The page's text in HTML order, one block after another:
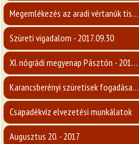
Megemlékezés az aradi vértanúk tiszteletére - 2017.10.06
Szüreti vigadalom - 2017.09.30
XI. nógrádi megyenap Pásztón - 2017.09.23
Karancsberényi szüretisek fogadása - 2017.09.16
Csapadékvíz elvezetési munkálatok
Augusztus 20. - 2017